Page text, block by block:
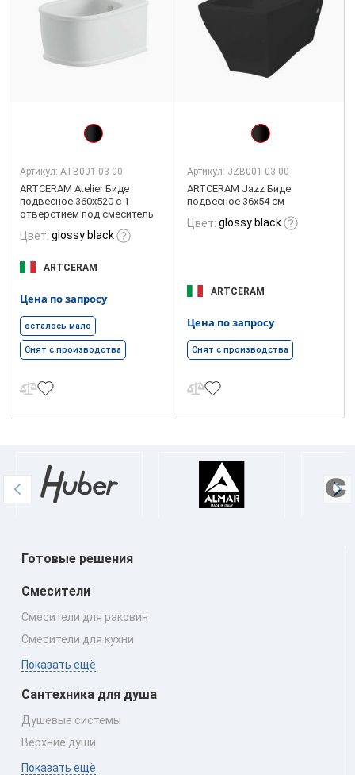
Артикул: ATB001 03 00
ARTCERAM Atelier Биде
подвесное 360х520 с 1
отверстием под смеситель
Цвет: glossy black
ARTCERAM
Цена по запросу
осталось мало
Снят с производства
Артикул: JZB001 03 00
ARTCERAM Jazz Биде
подвесное 36х54 см
Цвет: glossy black
ARTCERAM
Цена по запросу
Снят с производства
Готовые решения
Смесители
Смесители для раковин
Смесители для кухни
Показать ещё
Сантехника для душа
Душевые системы
Верхние души
Показать ещё